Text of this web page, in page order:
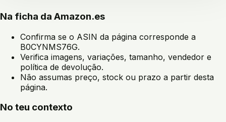
Na ficha da Amazon.es
Confirma se o ASIN da página corresponde a
B0CYNMS76G.
Verifica imagens, variações, tamanho, vendedor e
política de devolução.
Não assumas preço, stock ou prazo a partir desta
página.
No teu contexto